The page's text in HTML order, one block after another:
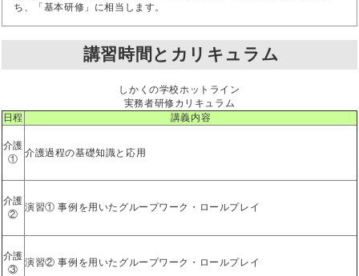
ち、「基本研修」に相当します。
講習時間とカリキュラム
しかくの学校ホットライン
実務者研修カリキュラム
日程
講義内容
介護
①
介護過程の基礎知識と応用
介護
②
演習① 事例を用いたグループワーク・ロールプレイ
介護
③
演習② 事例を用いたグループワーク・ロールプレイ